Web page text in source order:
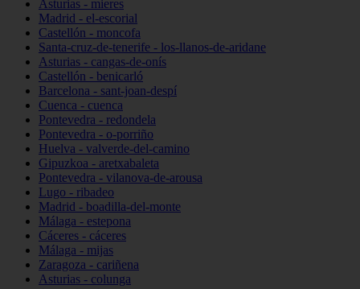
Asturias - mieres
Madrid - el-escorial
Castellón - moncofa
Santa-cruz-de-tenerife - los-llanos-de-aridane
Asturias - cangas-de-onís
Castellón - benicarló
Barcelona - sant-joan-despí
Cuenca - cuenca
Pontevedra - redondela
Pontevedra - o-porriño
Huelva - valverde-del-camino
Gipuzkoa - aretxabaleta
Pontevedra - vilanova-de-arousa
Lugo - ribadeo
Madrid - boadilla-del-monte
Málaga - estepona
Cáceres - cáceres
Málaga - mijas
Zaragoza - cariñena
Asturias - colunga